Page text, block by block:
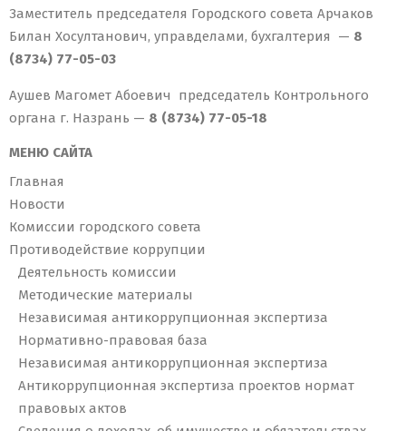
Заместитель председателя Городского совета Арчаков
Билан Хосултанович, управделами, бухгалтерия — 8
(8734) 77-05-03
Аушев Магомет Абоевич председатель Контрольного
органа г. Назрань — 8 (8734) 77-05-18
МЕНЮ САЙТА
Главная
Новости
Комиссии городского совета
Противодействие коррупции
Деятельность комиссии
Методические материалы
Независимая антикоррупционная экспертиза
Нормативно-правовая база
Независимая антикоррупционная экспертиза
Антикоррупционная экспертиза проектов нормат
правовых актов